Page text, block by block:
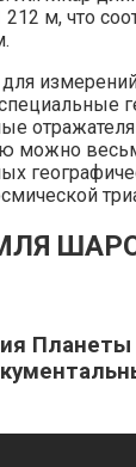
м, что
можно
Планеты